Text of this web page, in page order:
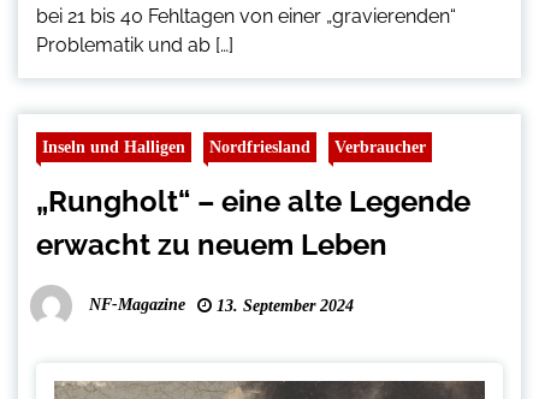
bei 21 bis 40 Fehltagen von einer „gravierenden“
Problematik und ab […]
Inseln und Halligen Nordfriesland Verbraucher
„Rungholt“ – eine alte Legende
erwacht zu neuem Leben
NF-Magazine 13. September 2024